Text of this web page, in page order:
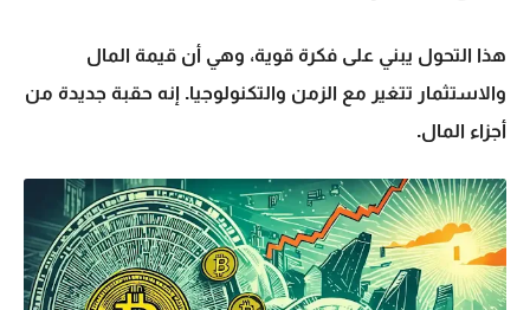
هذا التحول يبني على فكرة قوية، وهي أن قيمة المال
والاستثمار تتغير مع الزمن والتكنولوجيا. إنه حقبة جديدة من
أجزاء المال.